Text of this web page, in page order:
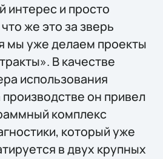
интерес и просто
же это за зверь
мы уже делаем проекты
В качестве
использования
он привел
комплекс
который уже
в двух крупных